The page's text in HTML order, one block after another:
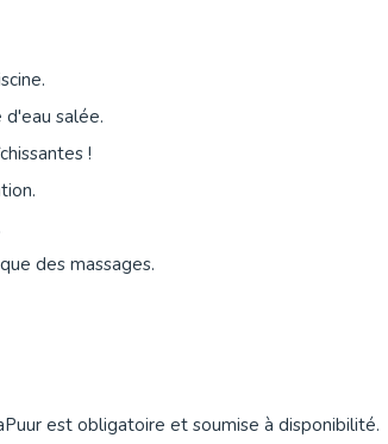
salée.
!
des massages.
est obligatoire et soumise à disponibilité.